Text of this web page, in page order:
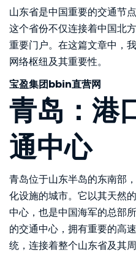
山东省是中国重要的交通节
这个省份不仅连接着中国北
重要门户。在这篇文章中，
网络枢纽及其重要性。
宝盈集团bbin直营网
青岛：港
通中心
青岛位于山东半岛的东南部
化设施的城市。它以其天然
中心，也是中国海军的总部
的交通中心，拥有重要的高
统，连接着整个山东省及其周